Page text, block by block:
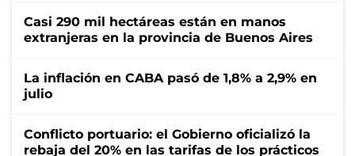
Casi 290 mil hectáreas están en manos
extranjeras en la provincia de Buenos Aires
La inflación en CABA pasó de 1,8% a 2,9% en
julio
Conflicto portuario: el Gobierno oficializó la
rebaja del 20% en las tarifas de los prácticos